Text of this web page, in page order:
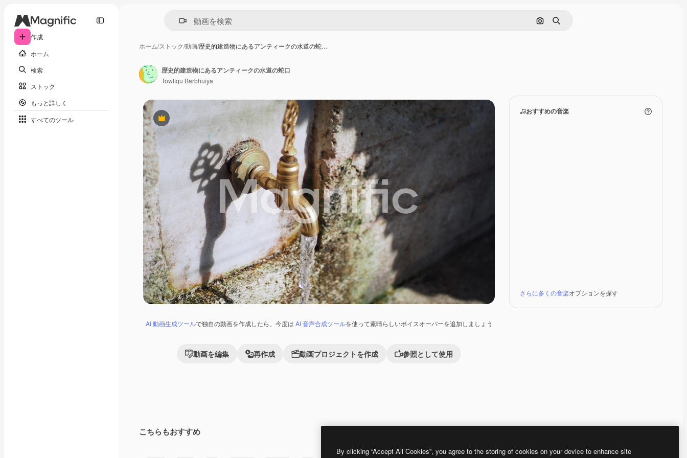
作成
ホーム
検索
ストック
もっと詳しく
すべてのツール
画像で検索
検索
ホーム/ストック/動画/歴史的建造物にあるアンティークの水道の蛇…
Premium
AI 動画生成ツールで独自の動画を作成したら、今度は AI 音声合成ツールを使って素晴らしいボイスオーバーを追加しましょう
動画を編集 再作成 動画プロジェクトを作成 参照として使用
おすすめの音楽
さらに多くの音楽オプションを探す
歴史的建造物にあるアンティークの水道の蛇口
Towfiqu Barbhuiya
こちらもおすすめ
By clicking “Accept All Cookies”, you agree to the storing of cookies on your device to enhance site